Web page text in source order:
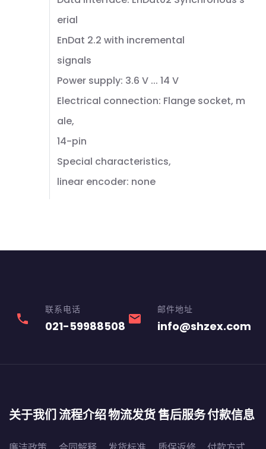
erial
EnDat 2.2 with incremental
signals
Power supply: 3.6 V ... 14 V
Electrical connection: Flange socket, m
ale,
14-pin
Special characteristics,
linear encoder: none
phone
联系电话
021-59988508 email
邮件地址
info@shzex.com
关于我们流程介绍物流发货售后服务付款信息